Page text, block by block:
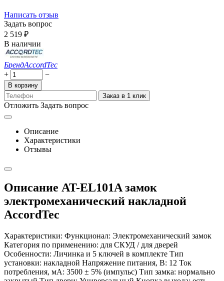
Написать отзыв
Задать вопрос
2 519 ₽
В наличии
БрендAccordTec
+
−
В корзину
Заказ в 1 клик
Отложить Задать вопрос
Описание
Характеристики
Отзывы
Описание AT-EL101A замок
электромеханический накладной
AccordTec
Характеристики: Функционал: Электромеханический замок
Категория по применению: для СКУД / для дверей
Особенности: Личинка и 5 ключей в комплекте Тип
установки: накладной Напряжение питания, В: 12 Ток
потребления, мА: 3500 ± 5% (импульс) Тип замка: нормально